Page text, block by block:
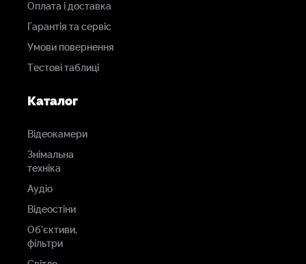
Оплата і доставка
Гарантія та сервіс
Умови повернення
Тестові таблиці
Каталог
Відеокамери
Знімальна
техніка
Аудіо
Відеостіни
Об'єктиви,
фільтри